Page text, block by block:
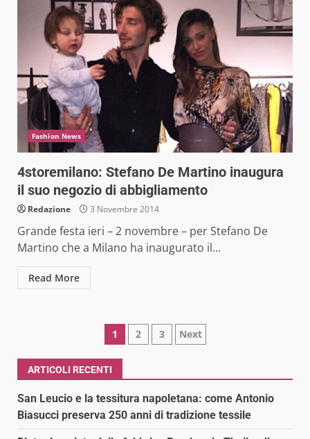
Fashion News
4storemilano: Stefano De Martino inaugura
il suo negozio di abbigliamento
Redazione 3 Novembre 2014
Grande festa ieri – 2 novembre – per Stefano De
Martino che a Milano ha inaugurato il...
Read More
Paginazione
degli
articoli
1 2 3 Next
ARTICOLI RECENTI
San Leucio e la tessitura napoletana: come Antonio
Biasucci preserva 250 anni di tradizione tessile